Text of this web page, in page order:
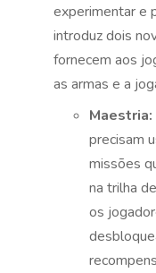
experimentar e
introduz dois
fornecem aos
as armas e a
Maestria:
precisam
missões
na trilha
os